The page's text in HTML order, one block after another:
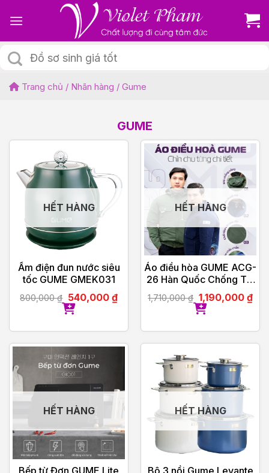
Tìm
kiếm:
Trang chủ / Nhãn hàng / Gume
GUME
HẾT HÀNG
Ấm điện đun nước siêu
tốc GUME GMEK031
800,000₫ 540,000 ₫
HẾT HÀNG
Áo điều hòa GUME ACG-
26 Hàn Quốc Chống Tia
UV – Bảo Hành Chính
Hãng 12 tháng
1,710,000₫ 1,190,000 ₫
HẾT HÀNG HẾT HÀNG